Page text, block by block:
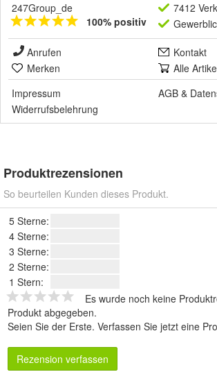
247Group_de
100% positiv
7412
Anrufen
Kontakt
Merken
Alle
Impressum
AGB &
Widerrufsbelehrung
Produktrezensionen
So beurteilen Kunden dieses Produkt.
5 Sterne:
4 Sterne:
3 Sterne:
2 Sterne:
1 Stern:
Es wurde noch keine
Produkt abgegeben.
Seien Sie der Erste. Verfassen Sie jetzt eine
Rezension verfassen